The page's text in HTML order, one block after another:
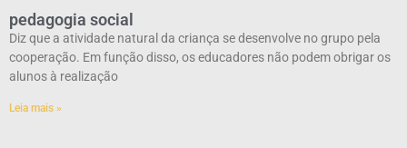
pedagogia social
Diz que a atividade natural da criança se desenvolve no grupo pela
cooperação. Em função disso, os educadores não podem obrigar os
alunos à realização
Leia mais »